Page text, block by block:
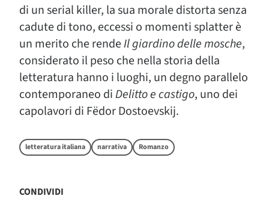
di un serial killer, la sua morale distorta senza
cadute di tono, eccessi o momenti splatter è
un merito che rendeIl giardino delle mosche,
considerato il peso che nella storia della
letteratura hanno i luoghi, un degno parallelo
contemporaneo diDelitto e castigo, uno dei
capolavori di Fëdor Dostoevskij.
letteratura italiana narrativa Romanzo
CONDIVIDI